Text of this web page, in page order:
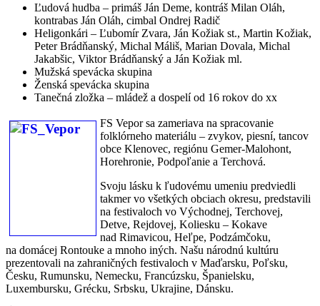
Ľudová hudba – primáš Ján Deme, kontráš Milan Oláh,
kontrabas Ján Oláh, cimbal Ondrej Radič
Heligonkári – Ľubomír Zvara, Ján Kožiak st., Martin Kožiak,
Peter Brádňanský, Michal Máliš, Marian Dovala, Michal
Jakabšic, Viktor Brádňanský a Ján Kožiak ml.
Mužská spevácka skupina
Ženská spevácka skupina
Tanečná zložka – mládež a dospelí od 16 rokov do xx
FS Vepor sa zameriava na spracovanie
folklórneho materiálu – zvykov, piesní, tancov
obce Klenovec, regiónu Gemer-Malohont,
Horehronie, Podpoľanie a Terchová.
Svoju lásku k ľudovému umeniu predviedli
takmer vo všetkých obciach okresu, predstavili
na festivaloch vo Východnej, Terchovej,
Detve, Rejdovej, Koliesku – Kokave
nad Rimavicou, Heľpe, Podzámčoku,
na domácej Rontouke a mnoho iných. Našu národnú kultúru
prezentovali na zahraničných festivaloch v Maďarsku, Poľsku,
Česku, Rumunsku, Nemecku, Francúzsku, Španielsku,
Luxembursku, Grécku, Srbsku, Ukrajine, Dánsku.